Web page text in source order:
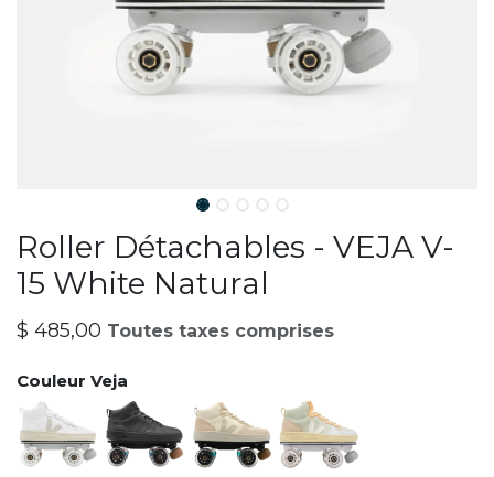
Roller Détachables - VEJA V-
15 White Natural
$ 485,00 Toutes taxes comprises
Couleur Veja